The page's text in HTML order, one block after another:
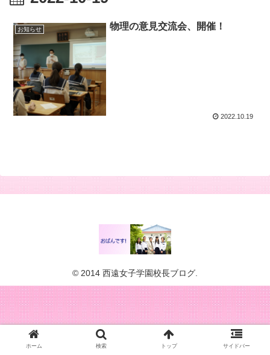
お知らせ 物理の意見交流会、開催！
2022.10.19
© 2014 西遠女子学園校長ブログ.
ホーム 検索 トップ サイドバー